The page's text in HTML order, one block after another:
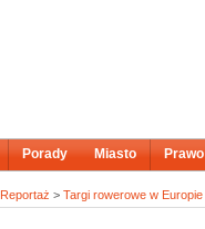
Porady Miasto Prawo
Reportaż > Targi rowerowe w Europie